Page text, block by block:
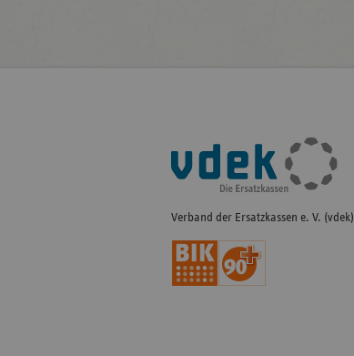
Fußleisten-
Navigation
Verband der Ersatzkassen e. V. (vdek)